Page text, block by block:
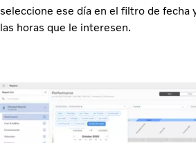
seleccione ese día en el filtro de fecha
las horas que le interesen.